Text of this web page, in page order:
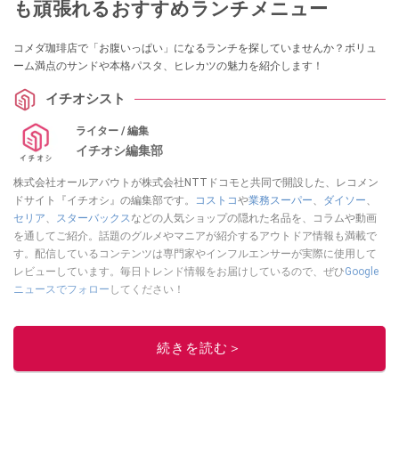
も頑張れるおすすめランチメニュー
コメダ珈琲店で「お腹いっぱい」になるランチを探していませんか？ボリュ
ーム満点のサンドや本格パスタ、ヒレカツの魅力を紹介します！
イチオシスト
ライター / 編集
イチオシ編集部
株式会社オールアバウトが株式会社NTTドコモと共同で開設した、レコメン
ドサイト『イチオシ』の編集部です。
コストコや業務スーパー ダイソー
セリア
スターバックス などの人気ショップの隠れた名品を、コラムや動画
を通してご紹介。話題のグルメやマニアが紹介するアウトドア情報も満載で
す。配信しているコンテンツは専門家やインフルエンサーが実際に使用して
レビューしています。毎日トレンド情報をお届けしているので、ぜひGoogle
ニュースでフォロー してください！
続きを読む＞